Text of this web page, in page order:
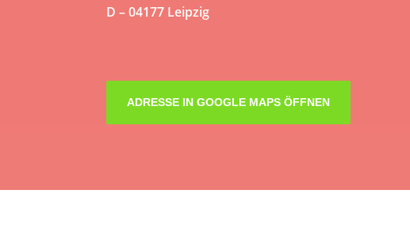
D – 04177 Leipzig
ADRESSE IN GOOGLE MAPS ÖFFNEN